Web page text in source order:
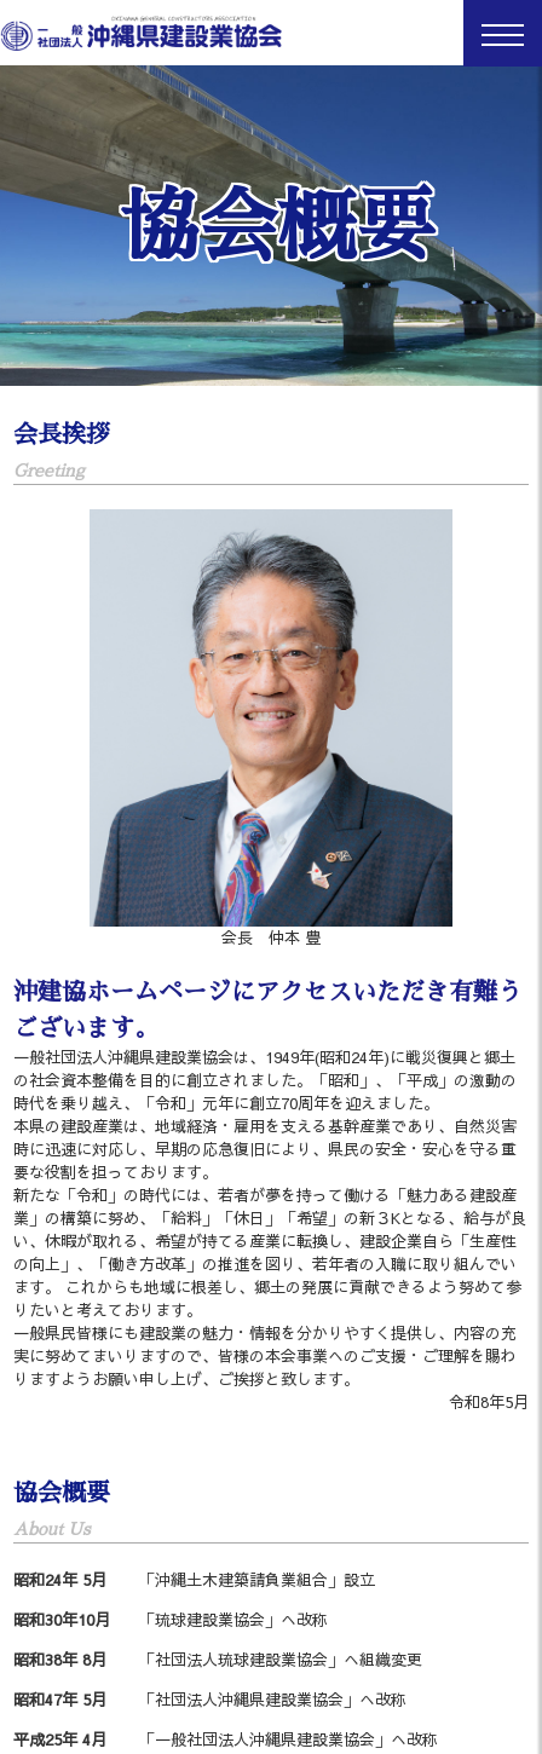
協会概要
会長挨拶
Greeting
会長 仲本 豊
沖建協ホームページにアクセスいただき有難う
ございます。
一般社団法人沖縄県建設業協会は、1949年(昭和24年)に戦災復興と郷土
の社会資本整備を目的に創立されました。「昭和」、「平成」の激動の
時代を乗り越え、「令和」元年に創立70周年を迎えました。
本県の建設産業は、地域経済・雇用を支える基幹産業であり、自然災害
時に迅速に対応し、早期の応急復旧により、県民の安全・安心を守る重
要な役割を担っております。
新たな「令和」の時代には、若者が夢を持って働ける「魅力ある建設産
業」の構築に努め、「給料」「休日」「希望」の新３Kとなる、給与が良
い、休暇が取れる、希望が持てる産業に転換し、建設企業自ら「生産性
の向上」、「働き方改革」の推進を図り、若年者の入職に取り組んでい
ます。 これからも地域に根差し、郷土の発展に貢献できるよう努めて参
りたいと考えております。
一般県民皆様にも建設業の魅力・情報を分かりやすく提供し、内容の充
実に努めてまいりますので、皆様の本会事業へのご支援・ご理解を賜わ
りますようお願い申し上げ、ご挨拶と致します。
令和8年5月
協会概要
About Us
昭和24年 5月
「沖縄土木建築請負業組合」設立
昭和30年10月
「琉球建設業協会」へ改称
昭和38年 8月
「社団法人琉球建設業協会」へ組織変更
昭和47年 5月
「社団法人沖縄県建設業協会」へ改称
平成25年 4月
「一般社団法人沖縄県建設業協会」へ改称